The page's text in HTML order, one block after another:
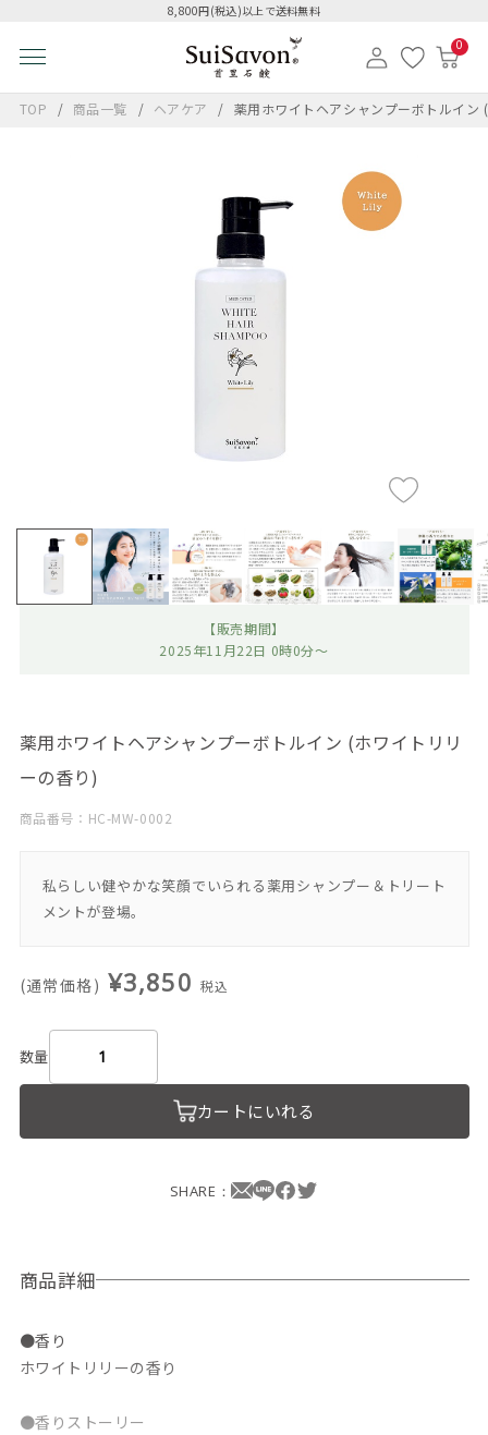
8,800円(税込)以上で送料無料
0
TOP 商品一覧 ヘアケア 薬用ホワイトヘアシャンプーボトルイン
【販売期間】
2025年11月22日 0時0分～
薬用ホワイトヘアシャンプーボトルイン (ホワイトリリ
ーの香り)
商品番号：HC-MW-0002
私らしい健やかな笑顔でいられる薬用シャンプー＆トリート
メントが登場。
(通常価格) ¥3,850 税込
数量
カートにいれる
SHARE：
商品詳細
●香り
ホワイトリリーの香り
●香りストーリー